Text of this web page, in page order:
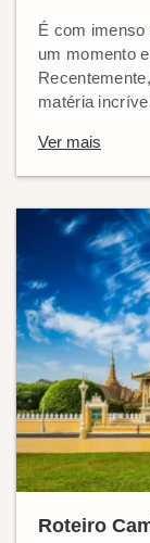
É com imenso
um momento
matéria
Ver mais
Roteiro